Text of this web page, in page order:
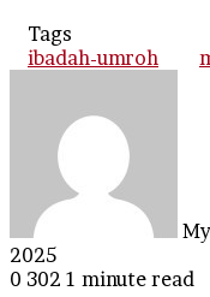
Tags
ibadah-umroh
2025
0 302 1 minute read